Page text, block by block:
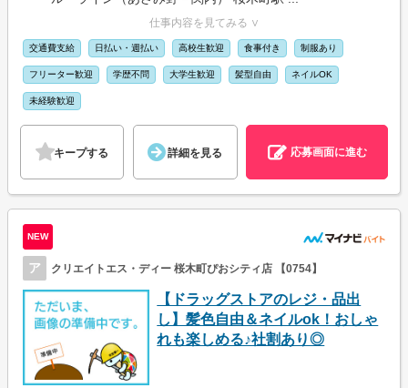
仕事内容を見てみる ∨
交通費支給 日払い・週払い 高校生歓迎 食事付き 制服あり
フリーター歓迎 学歴不問 大学生歓迎 髪型自由 ネイルOK
未経験歓迎
キープする 詳細を見る 応募画面に進む
NEW
ア クリエイトエス・ディー 桜木町ぴおシティ店 【0754】
【ドラッグストアのレジ・品出
し】髪色自由＆ネイルok！おしゃ
れも楽しめる♪社割あり◎